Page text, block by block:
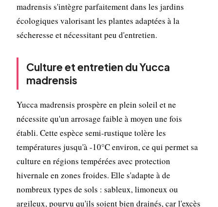
madrensis s'intègre parfaitement dans les jardins
écologiques valorisant les plantes adaptées à la
sécheresse et nécessitant peu d'entretien.
Culture et entretien du Yucca
madrensis
Yucca madrensis prospère en plein soleil et ne
nécessite qu'un arrosage faible à moyen une fois
établi. Cette espèce semi-rustique tolère les
températures jusqu'à -10°C environ, ce qui permet sa
culture en régions tempérées avec protection
hivernale en zones froides. Elle s'adapte à de
nombreux types de sols : sableux, limoneux ou
argileux, pourvu qu'ils soient bien drainés, car l'excès